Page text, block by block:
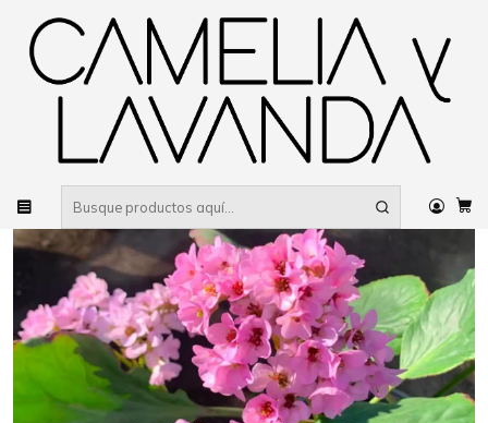
Inicio Planta Flores Más flores Hortensia de Invierno